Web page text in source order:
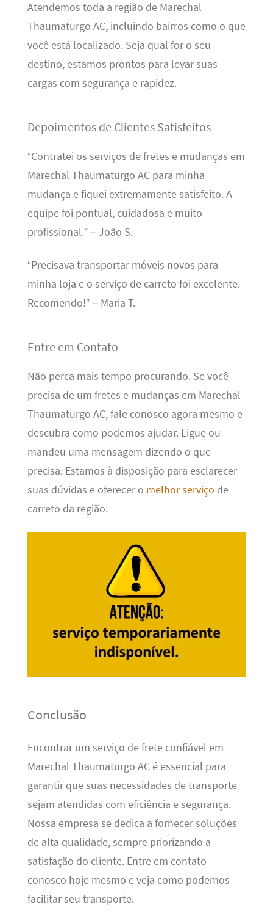
Atendemos toda a região de Marechal
Thaumaturgo AC, incluindo bairros como o que
você está localizado. Seja qual for o seu
destino, estamos prontos para levar suas
cargas com segurança e rapidez.
Depoimentos de Clientes Satisfeitos
“Contratei os serviços de fretes e mudanças em
Marechal Thaumaturgo AC para minha
mudança e fiquei extremamente satisfeito. A
equipe foi pontual, cuidadosa e muito
profissional.” – João S.
“Precisava transportar móveis novos para
minha loja e o serviço de carreto foi excelente.
Recomendo!” – Maria T.
Entre em Contato
Não perca mais tempo procurando. Se você
precisa de um fretes e mudanças em Marechal
Thaumaturgo AC, fale conosco agora mesmo e
descubra como podemos ajudar. Ligue ou
mandeu uma mensagem dizendo o que
precisa. Estamos à disposição para esclarecer
suas dúvidas e oferecer o melhor serviço de
carreto da região.
Conclusão
Encontrar um serviço de frete confiável em
Marechal Thaumaturgo AC é essencial para
garantir que suas necessidades de transporte
sejam atendidas com eficiência e segurança.
Nossa empresa se dedica a fornecer soluções
de alta qualidade, sempre priorizando a
satisfação do cliente. Entre em contato
conosco hoje mesmo e veja como podemos
facilitar seu transporte.